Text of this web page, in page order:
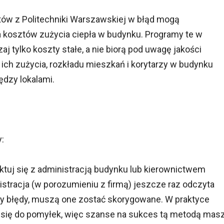
z Politechniki Warszawskiej w błąd mogą
zużycia ciepła w budynku. Programy te w
tylko koszty stałe, a nie biorą pod uwagę jakości
zużycia, rozkładu mieszkań i korytarzy w budynku
lokalami.
się z administracją budynku lub kierownictwem
(w porozumieniu z firmą) jeszcze raz odczyta
muszą one zostać skorygowane. W praktyce
do pomyłek, więc szanse na sukces tą metodą